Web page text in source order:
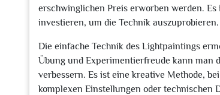
erschwinglichen Preis erworben werden.
investieren, um die Technik auszuprobieren.
Die einfache Technik des Lightpaintings
Übung und Experimentierfreude kann man
verbessern. Es ist eine kreative Methode,
komplexen Einstellungen oder technischen